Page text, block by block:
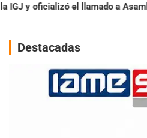
General Ordinaria IAME
Destacadas